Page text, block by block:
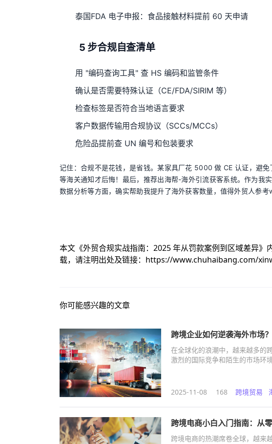
泰国FDA 电子申报：食品接触材料提前 60 天申请
5 步合规自查清单
用 "编码查询工具" 查 HS 编码和监管条件
确认是否需要特殊认证（CE/FDA/SIRIM 等）
检查标签是否符合当地语言要求
客户数据传输用合规协议（SCCs/MCCs）
危险品提前查 UN 编号和包装要求
记住：合规不是花钱，是省钱。某家具厂花 5000 做 CE 认证，避
等海关通知才后悔！ 最后，推荐出海帮-海外引流获客系统。作为我
数据分析等方面，确实帮助我提升了海外获客数量，值得外贸人参
本文《外贸合规实战指南：2025 年从罚款案例到区域差异》
载，请注明出处及链接： https://www.chuhaibang.com/
你可能感兴趣的文章
跨境企业如何逆袭海外市场
在全球化的浪潮中，越来越多的
激烈的国际竞争和陌生的市场环
2025-11-08 168 跨境贸易
跨境电商小白入门指南：从
跨境电商的热潮席卷全球，越来